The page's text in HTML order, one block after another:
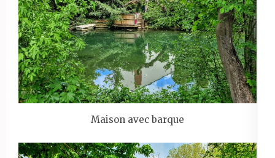
Maison avec barque